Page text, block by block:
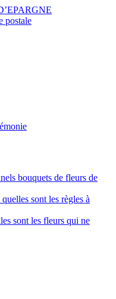
postale
bouquets de fleurs de
sont les règles à
sont les fleurs qui ne